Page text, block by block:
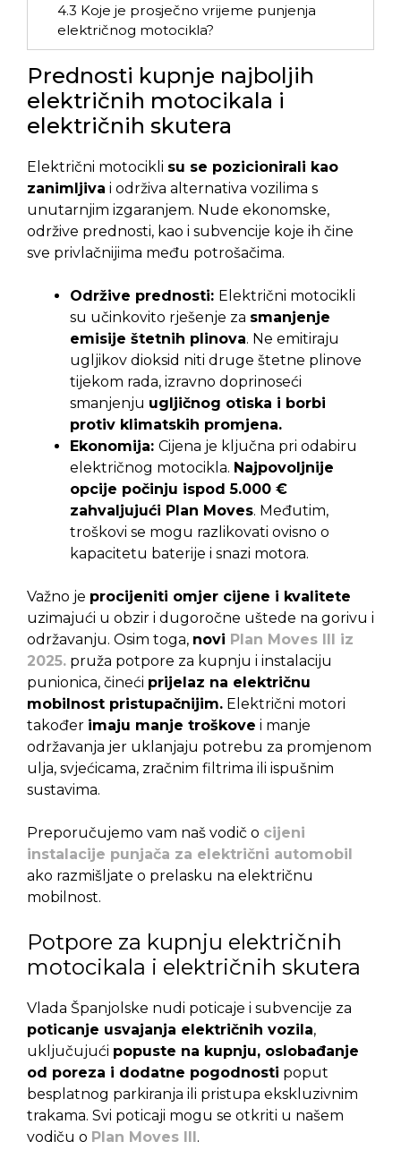
4.3 Koje je prosječno vrijeme punjenja
električnog motocikla?
Prednosti kupnje najboljih
električnih motocikala i
električnih skutera
Električni motocikli su se pozicionirali kao
zanimljiva i održiva alternativa vozilima s
unutarnjim izgaranjem. Nude ekonomske,
održive prednosti, kao i subvencije koje ih čine
sve privlačnijima među potrošačima.
Održive prednosti: Električni motocikli
su učinkovito rješenje za smanjenje
emisije štetnih plinova. Ne emitiraju
ugljikov dioksid niti druge štetne plinove
tijekom rada, izravno doprinoseći
smanjenju ugljičnog otiska i borbi
protiv klimatskih promjena.
Ekonomija: Cijena je ključna pri odabiru
električnog motocikla. Najpovoljnije
opcije počinju ispod 5.000 €
zahvaljujući Plan Moves. Međutim,
troškovi se mogu razlikovati ovisno o
kapacitetu baterije i snazi motora.
Važno je procijeniti omjer cijene i kvalitete
uzimajući u obzir i dugoročne uštede na gorivu i
održavanju. Osim toga, novi Plan Moves III iz
2025. pruža potpore za kupnju i instalaciju
punionica, čineći prijelaz na električnu
mobilnost pristupačnijim. Električni motori
također imaju manje troškove i manje
održavanja jer uklanjaju potrebu za promjenom
ulja, svjećicama, zračnim filtrima ili ispušnim
sustavima.
Preporučujemo vam naš vodič o cijeni
instalacije punjača za električni automobil
ako razmišljate o prelasku na električnu
mobilnost.
Potpore za kupnju električnih
motocikala i električnih skutera
Vlada Španjolske nudi poticaje i subvencije za
poticanje usvajanja električnih vozila,
uključujući popuste na kupnju, oslobađanje
od poreza i dodatne pogodnosti poput
besplatnog parkiranja ili pristupa ekskluzivnim
trakama. Svi poticaji mogu se otkriti u našem
vodiču o Plan Moves III.